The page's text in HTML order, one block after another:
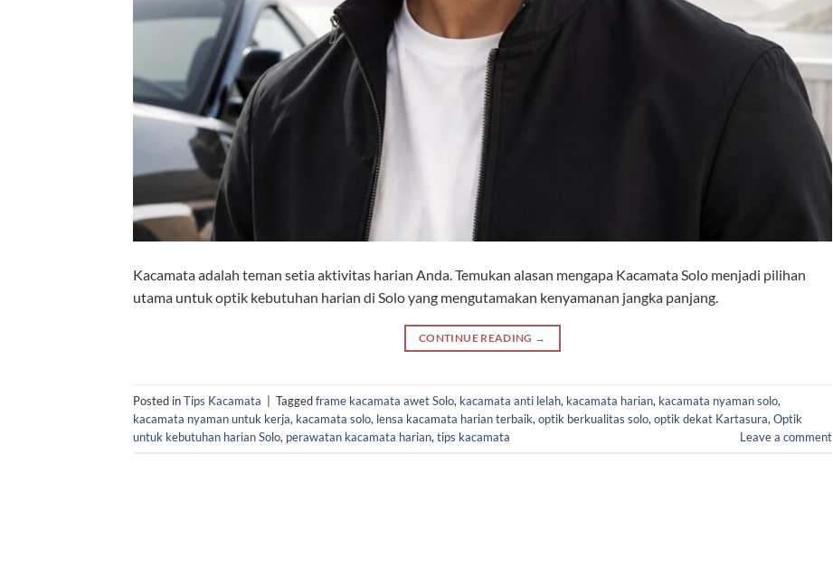
Kacamata adalah teman setia aktivitas harian Anda. Temukan alasan mengapa Kacamata Solo menjadi pilihan
utama untuk optik kebutuhan harian di Solo yang mengutamakan kenyamanan jangka panjang.
CONTINUE READING →
Posted inTips Kacamata Taggedframe kacamata awet Solo, kacamata anti lelah, kacamata harian, kacamata nyaman solo,
kacamata nyaman untuk kerja, kacamata solo, lensa kacamata harian terbaik, optik berkualitas solo, optik dekat Kartasura, Optik
untuk kebutuhan harian Solo, perawatan kacamata harian, tips kacamata Leave a comment